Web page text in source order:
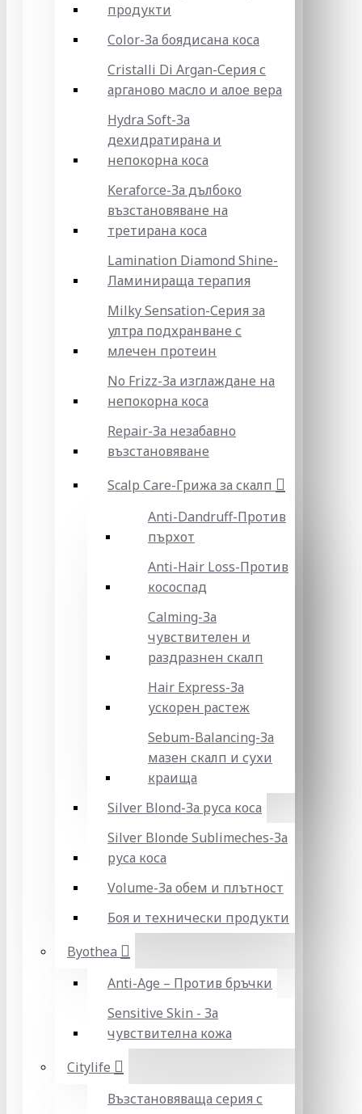
продукти
Color-За боядисана коса
Cristalli Di Argan-Серия с
арганово масло и алое вера
Hydra Soft-За
дехидратирана и
непокорна коса
Keraforce-За дълбоко
възстановяване на
третирана коса
Lamination Diamond Shine-
Ламинираща терапия
Milky Sensation-Серия за
ултра подхранване с
млечен протеин
No Frizz-За изглаждане на
непокорна коса
Repair-За незабавно
възстановяване
Scalp Care-Грижа за скалп
Anti-Dandruff-Против
пърхот
Anti-Hair Loss-Против
кососпад
Calming-За
чувствителен и
раздразнен скалп
Hair Express-За
ускорен растеж
Sebum-Balancing-За
мазен скалп и сухи
краища
Silver Blond-За руса коса
Silver Blonde Sublіmeches-За
руса коса
Volume-За обем и плътност
Боя и технически продукти
Byothea
Anti-Age – Против бръчки
Sensitive Skin - За
чувствителна кожа
Citylife
Възстановяваща серия с